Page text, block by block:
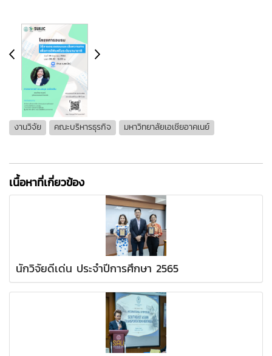
งานวิจัย คณะบริหารธุรกิจ มหาวิทยาลัยเอเชียอาคเนย์
เนื้อหาที่เกี่ยวข้อง
นักวิจัยดีเด่น ประจำปีการศึกษา 2565